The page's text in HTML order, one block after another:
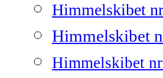
Himmelskibet
Himmelskibet
Himmelskibet